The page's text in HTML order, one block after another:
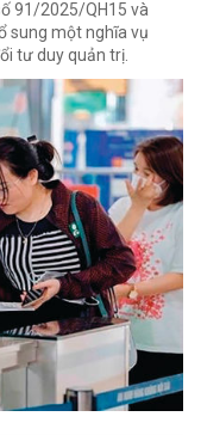
91/2025/QH15 và
sung một nghĩa vụ
tư duy quản trị.